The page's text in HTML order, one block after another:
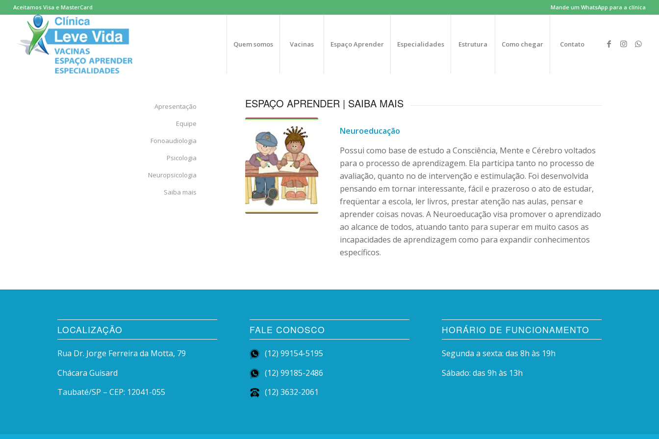
Mande um WhatsApp para a clínica
Aceitamos Visa e MasterCard
Quem somos Vacinas Espaço Aprender Especialidades Estrutura Como chegar Contato
ESPAÇO APRENDER | SAIBA MAIS
Neuroeducação
Possui como base de estudo a Consciência, Mente e Cérebro voltados
para o processo de aprendizagem. Ela participa tanto no processo de
avaliação, quanto no de intervenção e estimulação. Foi desenvolvida
pensando em tornar interessante, fácil e prazeroso o ato de estudar,
freqüentar a escola, ler livros, prestar atenção nas aulas, pensar e
aprender coisas novas. A Neuroeducação visa promover o aprendizado
ao alcance de todos, atuando tanto para superar em muito casos as
incapacidades de aprendizagem como para expandir conhecimentos
específicos.
Apresentação
Equipe
Fonoaudiologia
Psicologia
Neuropsicologia
Saiba mais
LOCALIZAÇÃO
Rua Dr. Jorge Ferreira da Motta, 79
Chácara Guisard
Taubaté/SP – CEP: 12041-055
FALE CONOSCO
(12) 99154-5195
(12) 99185-2486
(12) 3632-2061
HORÁRIO DE FUNCIONAMENTO
Segunda a sexta: das 8h às 19h
Sábado: das 9h às 13h